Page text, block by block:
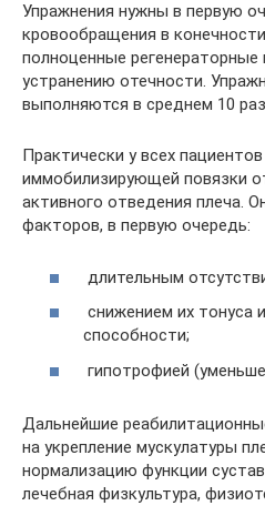
Упражнения нужны в первую
кровообращения в
полноценные
устранению отечности.
выполняются в среднем 10
Практически у всех
иммобилизирующей повязки
активного отведения плеча.
факторов, в первую очередь:
длительным
снижением их тонуса
способности;
гипотрофией
Дальнейшие
на укрепление мускулатуры
нормализацию функции
лечебная физкультура,